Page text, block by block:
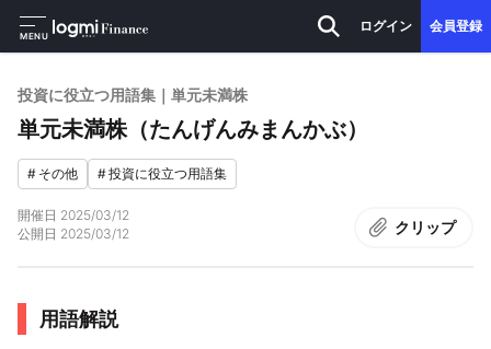
MENU
ログイン 会員登録
投資に役立つ用語集｜単元未満株
単元未満株（たんげんみまんかぶ）
# その他 #投資に役立つ用語集
開催日 2025/03/12
公開日 2025/03/12 クリップ
用語解説